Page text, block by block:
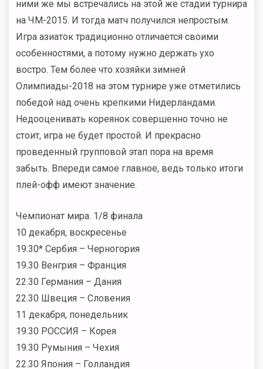
ними же мы встречались на этой же стадии турнира
на ЧМ-2015. И тогда матч получился непростым.
Игра азиаток традиционно отличается своими
особенностями, а потому нужно держать ухо
востро. Тем более что хозяйки зимней
Олимпиады-2018 на этом турнире уже отметились
победой над очень крепкими Нидерландами.
Недооценивать кореянок совершенно точно не
стоит, игра не будет простой. И прекрасно
проведенный групповой этап пора на время
забыть. Впереди самое главное, ведь только итоги
плей-офф имеют значение.
Чемпионат мира. 1/8 финала
10 декабря, воскресенье
19.30* Сербия – Черногория
19.30 Венгрия – Франция
22.30 Германия – Дания
22.30 Швеция – Словения
11 декабря, понедельник
19.30 РОССИЯ – Корея
19.30 Румыния – Чехия
22.30 Япония – Голландия